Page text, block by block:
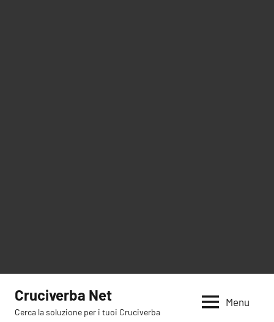
contenuto
Cruciverba Net
Cerca la soluzione per i tuoi Cruciverba
Menu